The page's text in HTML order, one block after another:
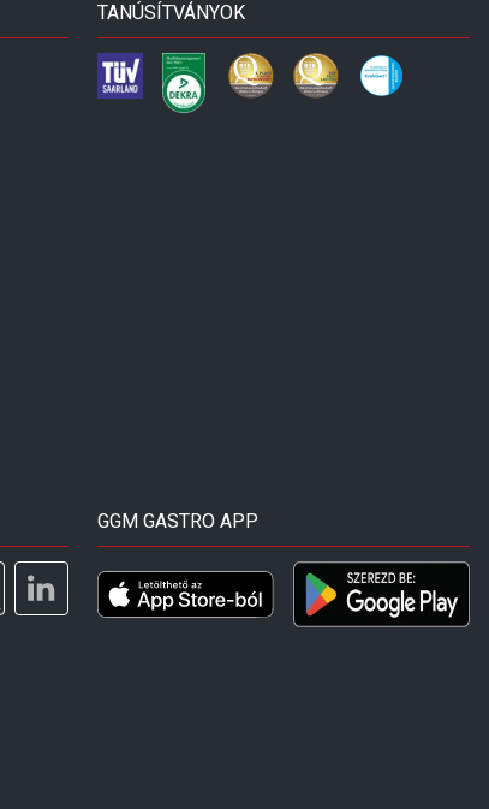
TANÚSÍTVÁNYOK
GGM GASTRO APP